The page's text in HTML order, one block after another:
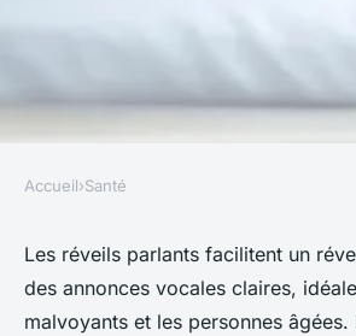
Réveils parlants :
pour un réveil en
Accueil›Santé
Les réveils parlants facilitent un
des annonces vocales claires,
malvoyants et les personnes âgées.